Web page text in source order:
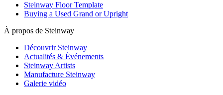
Steinway Floor Template
Buying a Used Grand or Upright
À propos de Steinway
Découvrir Steinway
Actualités & Événements
Steinway Artists
Manufacture Steinway
Galerie vidéo